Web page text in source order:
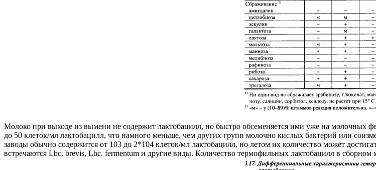
Молоко при выходе из вымени не содержит лактобацилл, но быстро обсеменяется ими уже на молочных
до 50 клеток/мл лактобацилл, что намного меньше, чем других групп молочно кислых бактерий или
заводы обычно содержится от 103 до 2*104 клеток/мл лактобацилл, но летом их количество может
встречаются Lbc. brevis, Lbc. fermentum и другие виды. Количество термофильных лактобацилл в сборном